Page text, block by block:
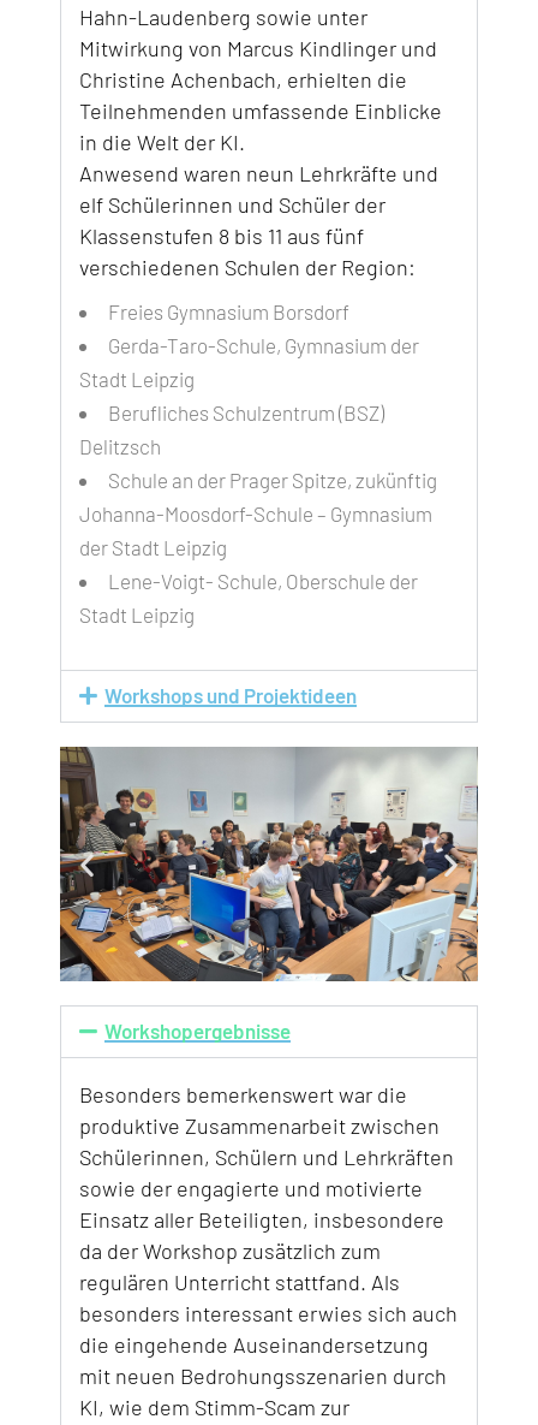
Hahn-Laudenberg sowie unter
Mitwirkung von Marcus Kindlinger und
Christine Achenbach, erhielten die
Teilnehmenden umfassende Einblicke
in die Welt der KI.
Anwesend waren neun Lehrkräfte und
elf Schülerinnen und Schüler der
Klassenstufen 8 bis 11 aus fünf
verschiedenen Schulen der Region:
Freies Gymnasium Borsdorf
Gerda-Taro-Schule, Gymnasium der
Stadt Leipzig
Berufliches Schulzentrum (BSZ)
Delitzsch
Schule an der Prager Spitze, zukünftig
Johanna-Moosdorf-Schule – Gymnasium
der Stadt Leipzig
Lene-Voigt- Schule, Oberschule der
Stadt Leipzig
Workshops und Projektideen
Workshopergebnisse
Besonders bemerkenswert war die
produktive Zusammenarbeit zwischen
Schülerinnen, Schülern und Lehrkräften
sowie der engagierte und motivierte
Einsatz aller Beteiligten, insbesondere
da der Workshop zusätzlich zum
regulären Unterricht stattfand. Als
besonders interessant erwies sich auch
die eingehende Auseinandersetzung
mit neuen Bedrohungsszenarien durch
KI, wie dem Stimm-Scam zur